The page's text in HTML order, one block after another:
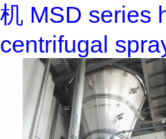
机 MSD series
centrifugal